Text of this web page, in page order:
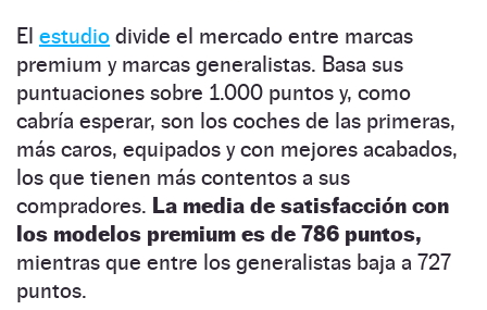
El estudio divide el mercado entre marcas
premium y marcas generalistas. Basa sus
puntuaciones sobre 1.000 puntos y, como
cabría esperar, son los coches de las primeras,
más caros, equipados y con mejores acabados,
los que tienen más contentos a sus
compradores. La media de satisfacción con
los modelos premium es de 786 puntos,
mientras que entre los generalistas baja a 727
puntos.